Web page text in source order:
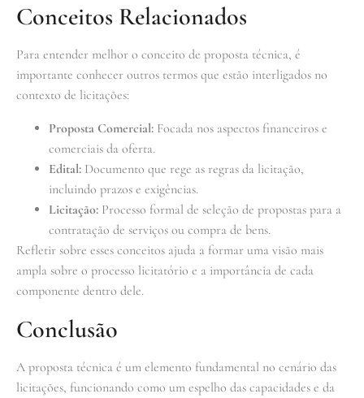
Conceitos Relacionados
Para entender melhor o conceito de proposta técnica, é
importante conhecer outros termos que estão interligados no
contexto de licitações:
Proposta Comercial: Focada nos aspectos financeiros e
comerciais da oferta.
Edital: Documento que rege as regras da licitação,
incluindo prazos e exigências.
Licitação: Processo formal de seleção de propostas para a
contratação de serviços ou compra de bens.
Refletir sobre esses conceitos ajuda a formar uma visão mais
ampla sobre o processo licitatório e a importância de cada
componente dentro dele.
Conclusão
A proposta técnica é um elemento fundamental no cenário das
licitações, funcionando como um espelho das capacidades e da